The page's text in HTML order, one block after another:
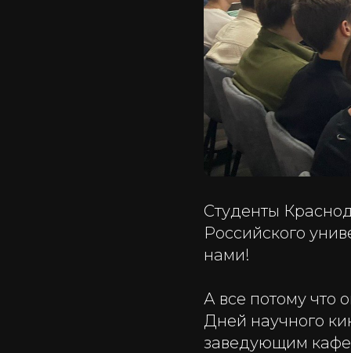
Студенты
Российского
нами!
А все потому что
Дней научного
заведующим